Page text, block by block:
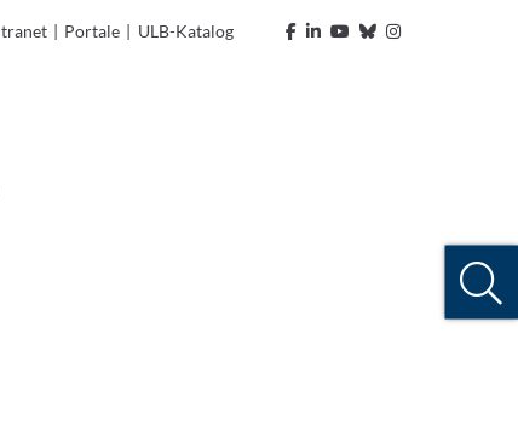
| Portale | ULB-Katalog